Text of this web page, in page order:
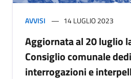
AVVISI 14 LUGLIO 2023
Aggiornata al 20 luglio
Consiglio comunale
interrogazioni e